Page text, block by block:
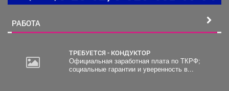
РАБОТА
ТРЕБУЕТСЯ - КОНДУКТОР
Официальная заработная плата по ТКРФ;
социальные гарантии и уверенность в...